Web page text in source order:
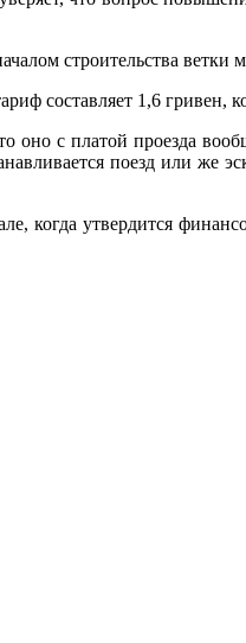
строительства
составляет 1,6 гривен,
оно с платой проезда
поезд или же
когда утвердится